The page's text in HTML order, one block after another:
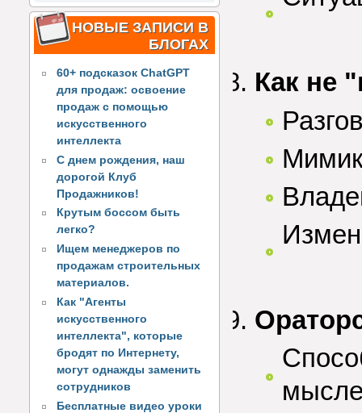
НОВЫЕ ЗАПИСИ В
БЛОГАХ
60+ подсказок ChatGPT
для продаж: освоение
продаж с помощью
искусственного
интеллекта
С днем рождения, наш
дорогой Клуб
Продажников!
Крутым боссом быть
легко?
Ищем менеджеров по
продажам строительных
материалов.
Как "Агенты
искусственного
интеллекта", которые
бродят по Интернету,
могут однажды заменить
сотрудников
Бесплатные видео уроки
Как не